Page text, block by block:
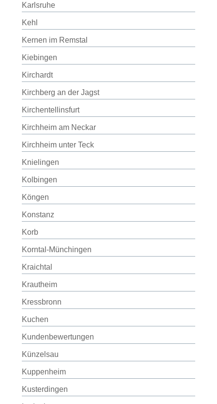
Karlsruhe
Kehl
Kernen im Remstal
Kiebingen
Kirchardt
Kirchberg an der Jagst
Kirchentellinsfurt
Kirchheim am Neckar
Kirchheim unter Teck
Knielingen
Kolbingen
Köngen
Konstanz
Korb
Korntal-Münchingen
Kraichtal
Krautheim
Kressbronn
Kuchen
Kundenbewertungen
Künzelsau
Kuppenheim
Kusterdingen